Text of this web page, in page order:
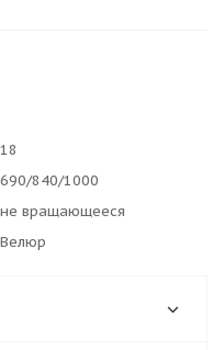
18
690/840/1000
не вращающееся
Велюр